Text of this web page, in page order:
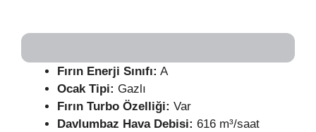
Fırın Enerji Sınıfı: A
Ocak Tipi: Gazlı
Fırın Turbo Özelliği: Var
Davlumbaz Hava Debisi: 616 m³/saat